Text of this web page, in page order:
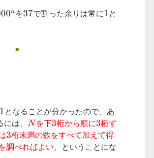
0n を37
37で割った余りは常に1
1 と
●
1
1 となることが分かったので、あ
には、N
N を下3
3桁から順に3
3桁ず
3
3桁未満の数をすべて加えて得
調べればよい、ということにな